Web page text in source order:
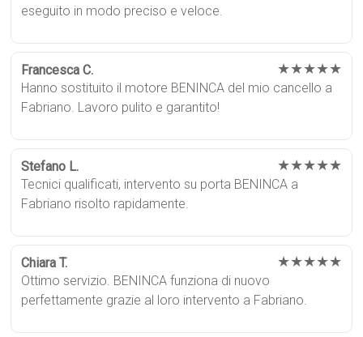
eseguito in modo preciso e veloce.
Francesca C. ★★★★★
Hanno sostituito il motore BENINCA del mio cancello a
Fabriano. Lavoro pulito e garantito!
Stefano L. ★★★★★
Tecnici qualificati, intervento su porta BENINCA a
Fabriano risolto rapidamente.
Chiara T. ★★★★★
Ottimo servizio. BENINCA funziona di nuovo
perfettamente grazie al loro intervento a Fabriano.